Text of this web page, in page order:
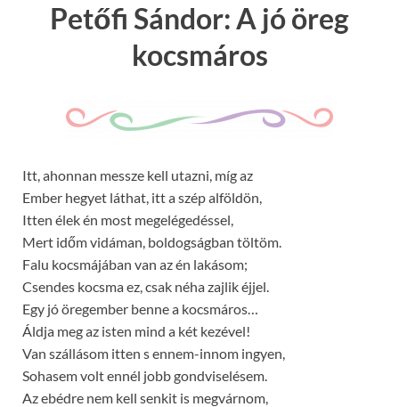
Petőfi Sándor: A jó öreg
kocsmáros
Itt, ahonnan messze kell utazni, míg az
Ember hegyet láthat, itt a szép alföldön,
Itten élek én most megelégedéssel,
Mert időm vidáman, boldogságban töltöm.
Falu kocsmájában van az én lakásom;
Csendes kocsma ez, csak néha zajlik éjjel.
Egy jó öregember benne a kocsmáros…
Áldja meg az isten mind a két kezével!
Van szállásom itten s ennem-innom ingyen,
Sohasem volt ennél jobb gondviselésem.
Az ebédre nem kell senkit is megvárnom,